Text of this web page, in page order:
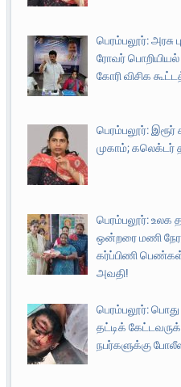
பெரம்பலூர்: அரசு
ரோவர்
கோரி விசிக
பெரம்பலூர்: இரூர்
முகாம்; கலெக்டர்
பெரம்பலூர்: உலக
ஒன்றரை மணி
கர்ப்பிணி
அவதி!
பெரம்பலூர்:
தட்டிக்
நபர்களுக்கு